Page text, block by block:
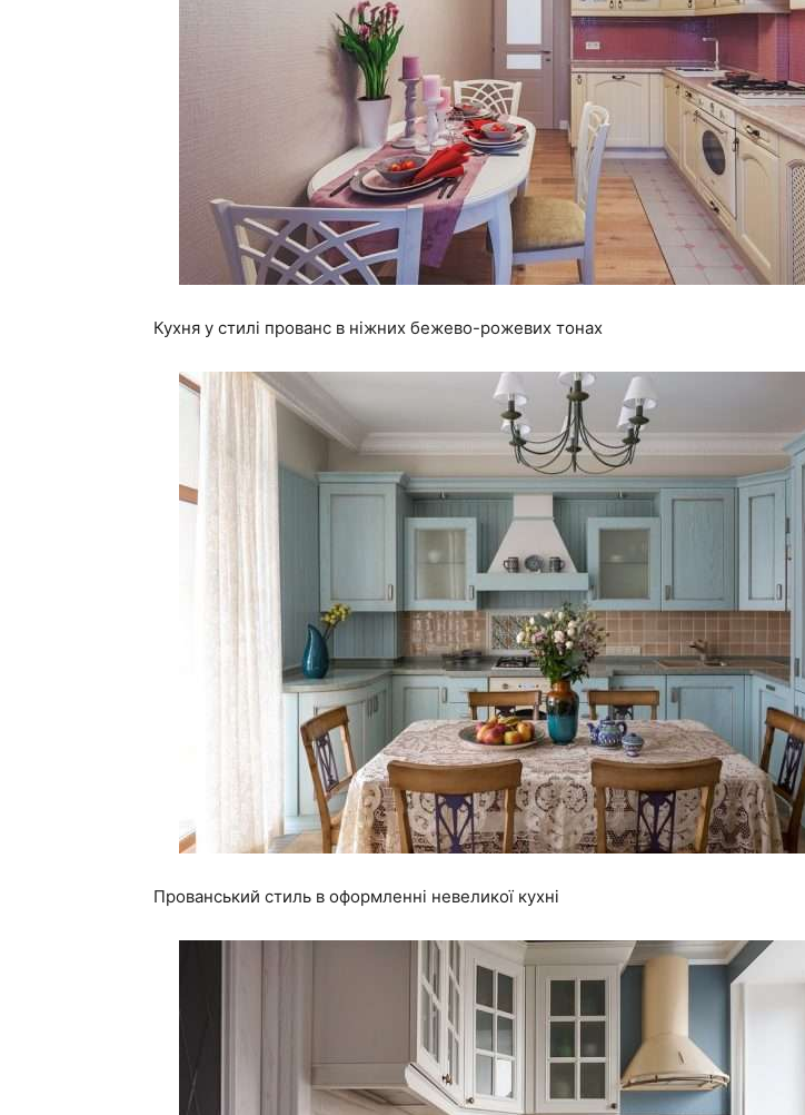
Кухня у стилі прованс в ніжних бежево-рожевих тонах
Прованський стиль в оформленні невеликої кухні